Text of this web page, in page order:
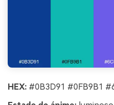
HEX: #0B3D91 #0FB9B1